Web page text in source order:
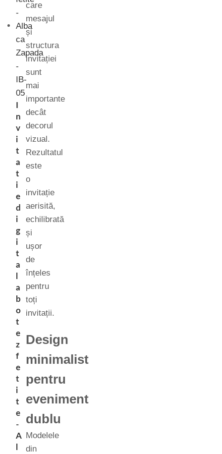
n
v
i
t
a
t
i
e
d
i
g
i
t
a
a
b
o
t
e
z
f
e
t
i
t
e
-
A
care
mesajul
și
structura
invitației
sunt
mai
importante
decât
decorul
vizual.
Rezultatul
este
o
invitație
aerisită,
echilibrată
și
ușor
de
înțeles
pentru
toți
invitații.
Design
minimalist
pentru
eveniment
dublu
Modelele
din